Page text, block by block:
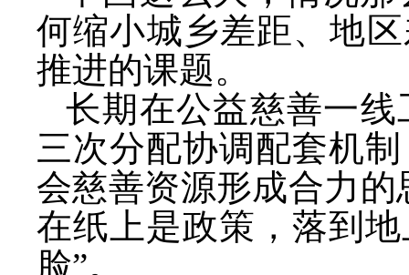
何缩小城乡差距、地
推进的课题。
长期在公益慈善一
三次分配协调配套机
会慈善资源形成合力
在纸上是政策，落到
脸”。